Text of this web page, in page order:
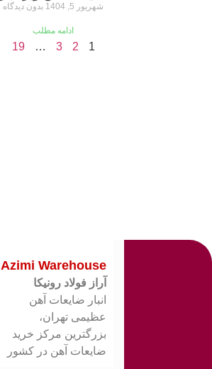
شهریور 5, 1404 بدون دیدگاه
ادامه مطلب
1
2
3
…
19
Azimi Warehouse
آراز فولاد رونیکا
انبار ضایعات آهن
عظیمی تهران،
بزرگترین مرکز خرید
ضایعات آهن در کشور